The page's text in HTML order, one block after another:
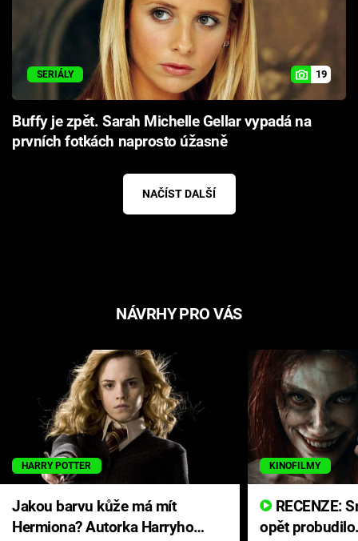
SERIÁLY 19
Buffy je zpět. Sarah Michelle Gellar vypadá na
prvních fotkách naprosto úžasně
NAČÍST DALŠÍ
NÁVRHY PRO VÁS
HARRY POTTER
Jakou barvu kůže má mít
Hermiona? Autorka Harryho
KINOFILMY
opět